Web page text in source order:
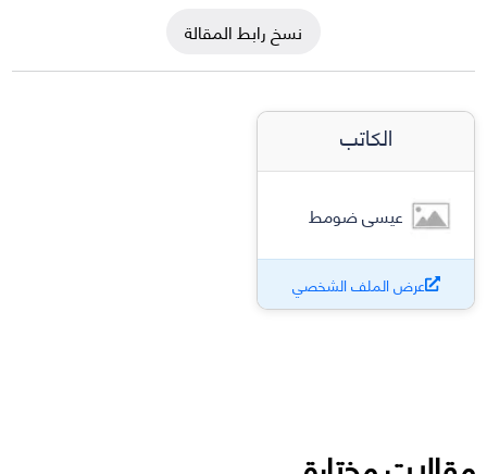
نسخ رابط المقالة
الكاتب
عيسى ضومط
عرض الملف الشخصي